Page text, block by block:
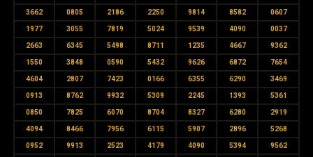
3662 0805 2186 2250 9814 8582 0607
1977 3055 7819 5024 9539 4090 0037
2663 6345 5498 8711 1235 4667 9362
1550 3848 0590 5432 9626 6872 7654
4604 2807 7423 0166 6355 6290 3469
0913 8762 9932 5309 2245 1393 5361
0850 7825 6070 8704 8327 6280 2919
4094 8466 7956 6115 5907 2896 5268
0952 9913 2523 4179 4090 5394 9562